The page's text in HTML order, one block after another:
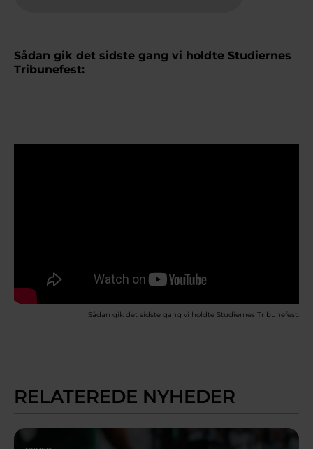
Sådan gik det sidste gang vi holdte Studiernes
Tribunefest:
Sådan gik det sidste gang vi holdte Studiernes Tribunefest:
RELATEREDE NYHEDER